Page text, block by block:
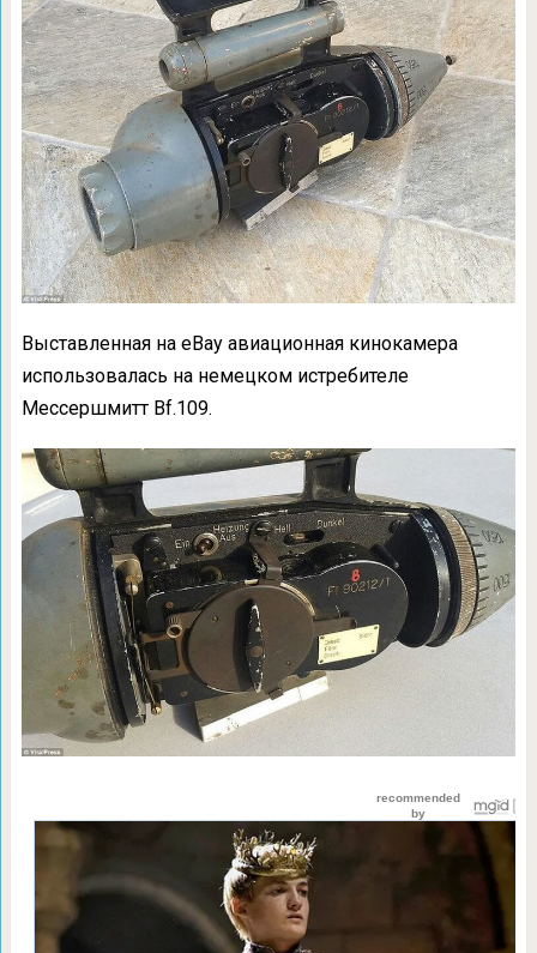
Выставленная на eBay авиационная кинокамера
использовалась на немецком истребителе
Мессершмитт Bf.109.